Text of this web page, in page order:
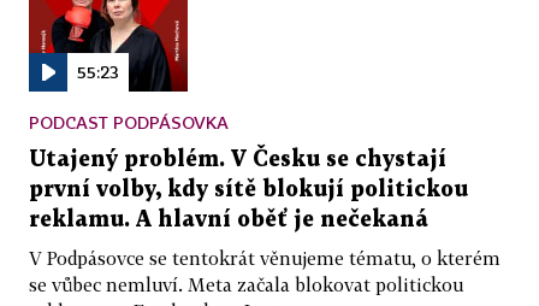
55:23
PODCAST PODPÁSOVKA
Utajený problém. V Česku se chystají
první volby, kdy sítě blokují politickou
reklamu. A hlavní oběť je nečekaná
V Podpásovce se tentokrát věnujeme tématu, o kterém
se vůbec nemluví. Meta začala blokovat politickou